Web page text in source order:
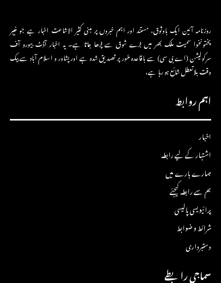
روزنامہ آئین ایک باوثوق، مستند اور اہم خبروں پر مبنی کثیر الاشاعت اخبار ہے جو خیبر
پختونخوا سمیت ملک بھر میں بڑے شوق سے پڑھا جاتا ہے۔ یہ اخبار آڈٹ بیورو آف
سرکولیشن (اے بی سی) سے باقاعدہ طور پر تصدیق شدہ ہے اور پشاور و اسلام آباد سے بیک
وقت بلاتعطل شائع ہو رہا ہے،
اہم روابط
اخبار
اشتہار کے لیے رابطہ
ہمارے بارے میں
ہم سے رابطہ کیجئے
پرائیویسی پالیسی
شرائط و ضوابط
دستبرداری
سماجی رابطے